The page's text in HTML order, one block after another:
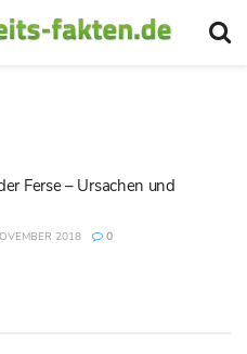
Ferse – Ursachen und
2018 0